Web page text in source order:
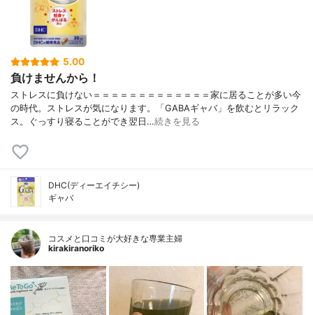
5.00
負けませんから！
ストレスに負けない＝＝＝＝＝＝＝＝＝＝＝＝＝家に居ることが多い今
の時代。ストレスが気になります。「GABAギャバ」を飲むとリラック
ス。ぐっすり寝ることができ翌日…続きを見る
DHC(ディーエイチシー)
ギャバ
コスメと口コミが大好きな専業主婦
kirakiranoriko